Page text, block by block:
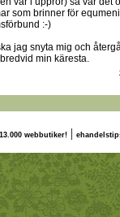
som brinner för
:-)
jag snyta mig och
min käresta.
webbutiker!|